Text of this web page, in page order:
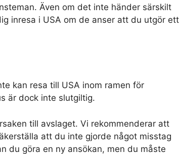
Även om det inte händer särskilt
inresa i USA om de anser att du utgör ett
kan resa till USA inom ramen för
är dock inte slutgiltig.
till avslaget. Vi rekommenderar att
att du inte gjorde något misstag
du göra en ny ansökan, men du måste